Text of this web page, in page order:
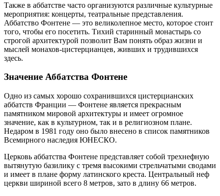
Также в аббатстве часто организуются различные культурные
мероприятия: концерты, театральные представления.
Аббатство Фонтене — это великолепное место, которое стоит
того, чтобы его посетить. Тихий старинный монастырь со
строгой архитектурой позволит Вам понять образ жизни и
мыслей монахов-цистерцианцев, живших и трудившихся
здесь.
Значение Аббатства Фонтене
Одно из самых хорошо сохранившихся цистерцианских
аббатств Франции — Фонтене является прекрасным
памятником мировой архитектуры и имеет огромное
значение, как в культурном, так и в религиозном плане.
Недаром в 1981 году оно было внесено в список памятников
Всемирного наследия ЮНЕСКО.
Церковь аббатства Фонтене представляет собой трехнефную
вытянутую базилику с тремя высокими стрельчатыми сводами
и имеет в плане форму латинского креста. Центральный неф
церкви шириной всего 8 метров, зато в длину 66 метров.